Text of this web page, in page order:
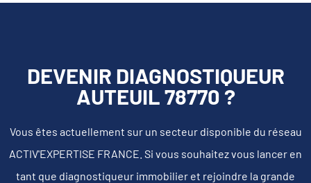
DEVENIR DIAGNOSTIQUEUR
AUTEUIL 78770 ?
Vous êtes actuellement sur un secteur disponible du réseau
ACTIV'EXPERTISE FRANCE. Si vous souhaitez vous lancer en
tant que diagnostiqueur immobilier et rejoindre la grande